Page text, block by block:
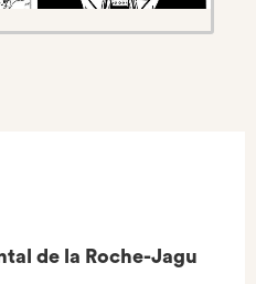
de la Roche-Jagu